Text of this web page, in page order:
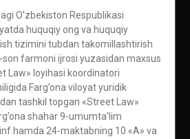
O’zbekiston Respublikasi
huquqiy ong va huquqiy
tizimini tubdan takomillashtirish
son farmoni ijrosi yuzasidan maxsus
Law» loyihasi koordinatori
Farg’ona viloyat yuridik
tashkil topgan «Street Law»
shahar 9-umumta’lim
hamda 24-maktabning 10 «A» va